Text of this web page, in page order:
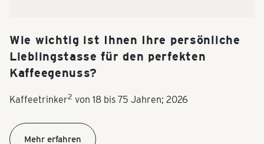
Wie wichtig ist Ihnen Ihre persönliche
Lieblingstasse für den perfekten
Kaffeegenuss?
Kaffeetrinker2 von 18 bis 75 Jahren; 2026
Mehr erfahren